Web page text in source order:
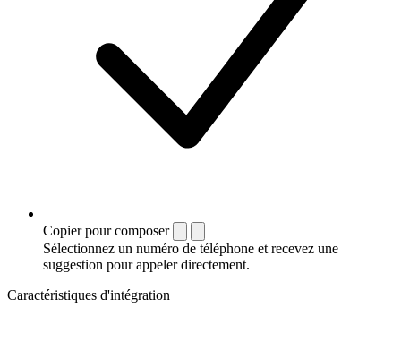
Copier pour composer
Sélectionnez un numéro de téléphone et recevez une
suggestion pour appeler directement.
Caractéristiques d'intégration